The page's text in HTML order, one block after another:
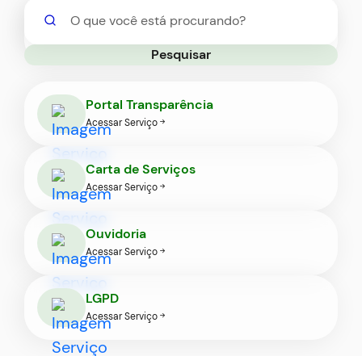
para
busca
para
rodapé
[alt+4]
Pesquisar
Portal Transparência
Acessar Serviço
Carta de Serviços
Acessar Serviço
Ouvidoria
Acessar Serviço
LGPD
Acessar Serviço